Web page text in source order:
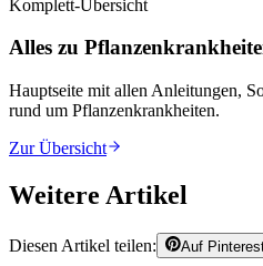
Komplett-Übersicht
Alles zu
Hauptseite mit allen Anleitungen,
rund um Pflanzenkrankheiten.
Zur Übersicht
Weitere Artikel
Diesen Artikel teilen: Auf